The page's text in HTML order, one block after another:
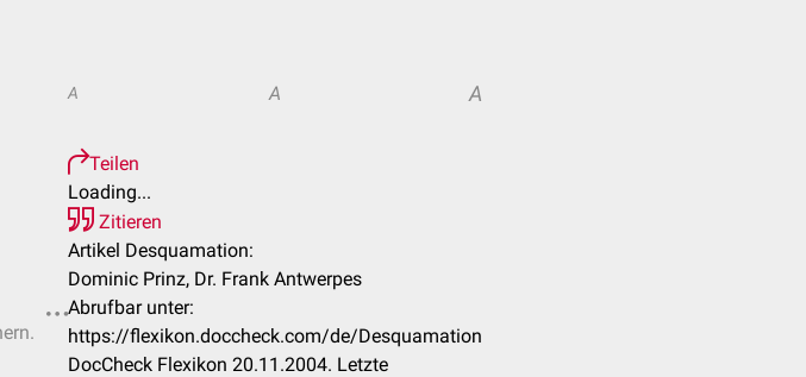
A A A
Teilen
Loading...
Zitieren
Artikel Desquamation:
Dominic Prinz, Dr. Frank Antwerpes
Abrufbar unter:
https://flexikon.doccheck.com/de/Desquamation
DocCheck Flexikon 20.11.2004. Letzte